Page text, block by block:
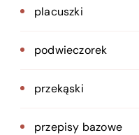
placuszki
podwieczorek
przekąski
przepisy bazowe